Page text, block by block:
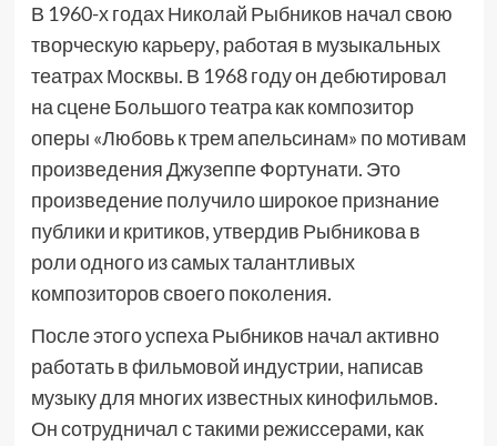
В 1960-х годах Николай Рыбников начал свою
творческую карьеру, работая в музыкальных
театрах Москвы. В 1968 году он дебютировал
на сцене Большого театра как композитор
оперы «Любовь к трем апельсинам» по мотивам
произведения Джузеппе Фортунати. Это
произведение получило широкое признание
публики и критиков, утвердив Рыбникова в
роли одного из самых талантливых
композиторов своего поколения.
После этого успеха Рыбников начал активно
работать в фильмовой индустрии, написав
музыку для многих известных кинофильмов.
Он сотрудничал с такими режиссерами, как